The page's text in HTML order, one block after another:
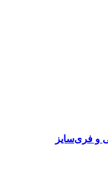
و فری‌سایز